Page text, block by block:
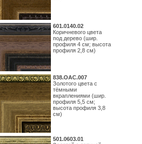
601.0140.02
Коричневого цвета
под дерево (шир.
профиля 4 см; высота
профиля 2,8 см)
838.ОАС.007
Золотого цвета с
тёмными
вкраплениями (шир.
профиля 5,5 см;
высота профиля 3,8
см)
501.0603.01